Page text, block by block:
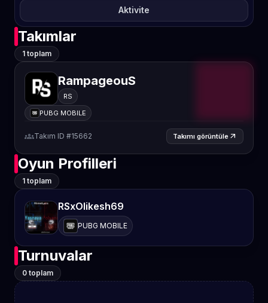
Aktivite
Takımlar
1 toplam
RampageouS
RS
PUBG MOBILE
groupsTakım ID #15662 Takımı görüntüle arrow_outward
Oyun Profilleri
1 toplam
RSxOlikesh69
PUBG MOBILE
Turnuvalar
0 toplam